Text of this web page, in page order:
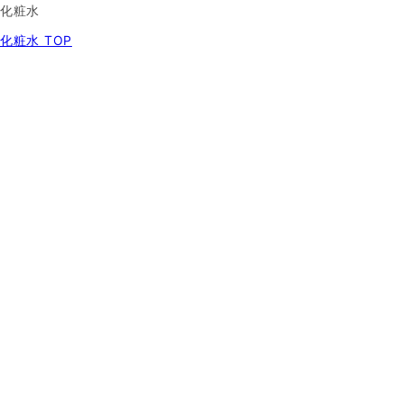
化粧水
化粧水 TOP